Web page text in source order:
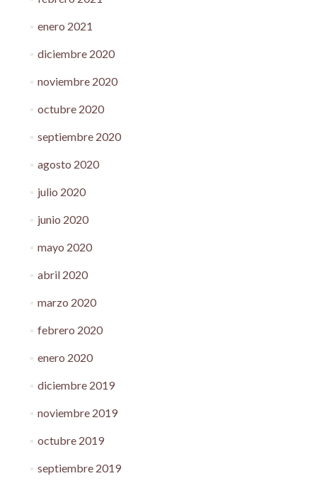
enero 2021
diciembre 2020
noviembre 2020
octubre 2020
septiembre 2020
agosto 2020
julio 2020
junio 2020
mayo 2020
abril 2020
marzo 2020
febrero 2020
enero 2020
diciembre 2019
noviembre 2019
octubre 2019
septiembre 2019